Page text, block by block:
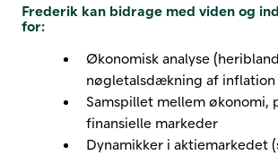
Frederik kan bidrage med viden og
for:
Økonomisk analyse
nøgletalsdækning af
Samspillet mellem økonomi,
finansielle markeder
Dynamikker i aktiemarkedet